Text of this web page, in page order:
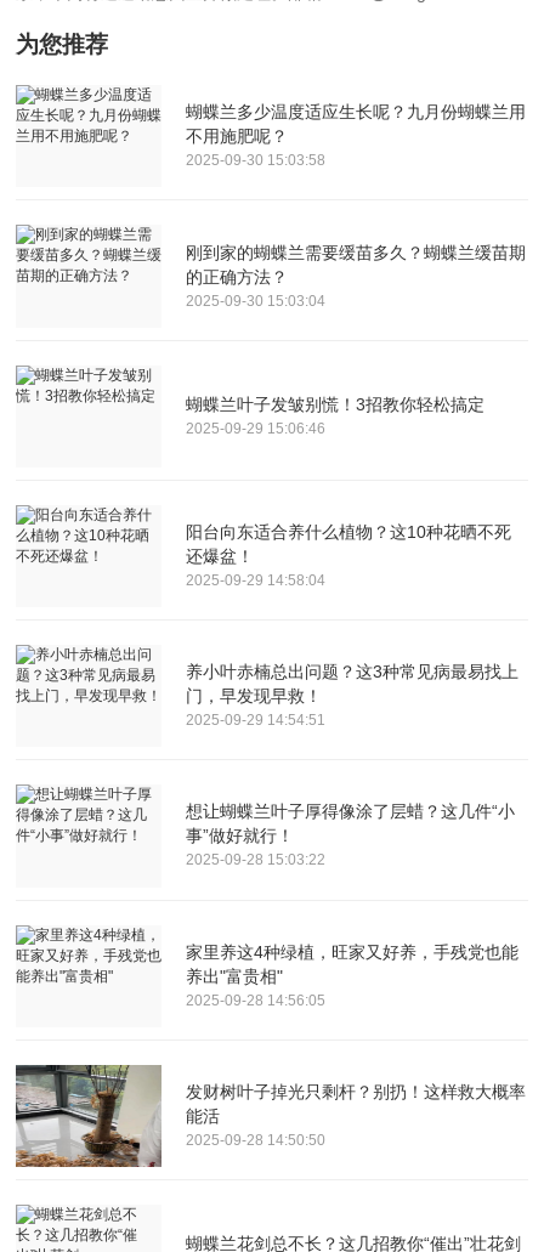
为您推荐
蝴蝶兰多少温度适应生长呢？九月份蝴蝶兰用
不用施肥呢？
2025-09-30 15:03:58
刚到家的蝴蝶兰需要缓苗多久？蝴蝶兰缓苗期
的正确方法？
2025-09-30 15:03:04
蝴蝶兰叶子发皱别慌！3招教你轻松搞定
2025-09-29 15:06:46
阳台向东适合养什么植物？这10种花晒不死
还爆盆！
2025-09-29 14:58:04
养小叶赤楠总出问题？这3种常见病最易找上
门，早发现早救！
2025-09-29 14:54:51
想让蝴蝶兰叶子厚得像涂了层蜡？这几件“小
事”做好就行！
2025-09-28 15:03:22
家里养这4种绿植，旺家又好养，手残党也能
养出"富贵相"
2025-09-28 14:56:05
发财树叶子掉光只剩杆？别扔！这样救大概率
能活
2025-09-28 14:50:50
蝴蝶兰花剑总不长？这几招教你“催出”壮花剑